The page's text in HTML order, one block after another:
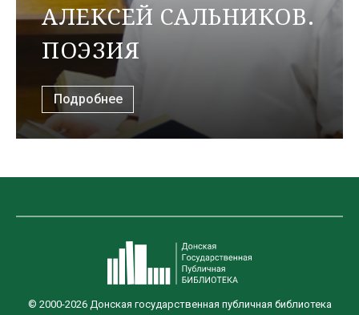
АЛЕКСЕЙ САЛЬНИКОВ.
ПОЭЗИЯ
Подробнее
© 2000-2026 Донская государственная публичная библиотека